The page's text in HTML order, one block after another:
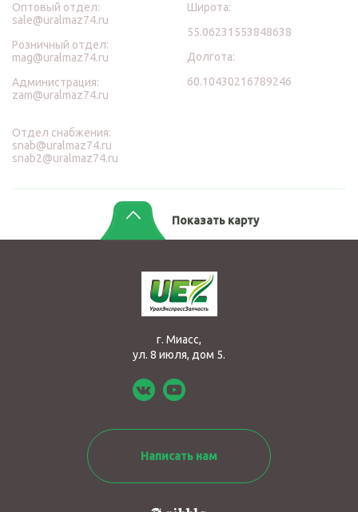
Оптовый отдел:
sale@uralmaz74.ru
Розничный отдел:
mag@uralmaz74.ru
Администрация:
zam@uralmaz74.ru
Отдел снабжения:
snab@uralmaz74.ru
snab2@uralmaz74.ru
Широта:
55.06231553848638
Долгота:
60.10430216789246
Показать карту
г. Миасс,
ул. 8 июля, дом 5.
Написать нам